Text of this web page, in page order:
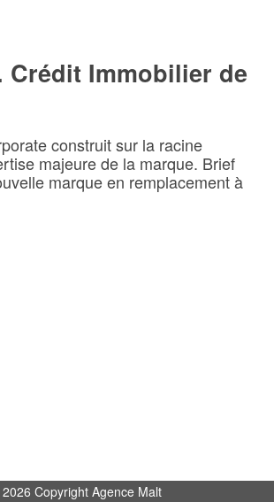
Crédit Immobilier de
construit sur la racine
majeure de la marque. Brief
marque en remplacement à
Copyright Agence Malt